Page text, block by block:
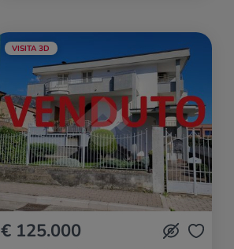
VISITA 3D
€ 125.000